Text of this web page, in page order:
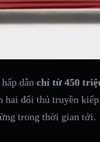
dẫn chỉ từ 450
hai đối thủ truyền
trong thời gian tới.